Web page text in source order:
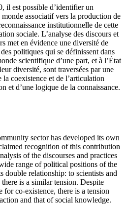
il est possible d’identifier un
associatif vers la production de
institutionnelle de cette
sociale. L’analyse des discours et
met en évidence une diversité de
politiques qui se définissent dans
scientifique d’une part, et à l’État
diversité, sont traversées par une
la coexistence et de l’articulation
et d’une logique de la connaissance.
sector has developed its own
recognition of this contribution
of the discourses and practices
range of political positions of the
double relationship: to scientists and
is a similar tension. Despite
for co-existence, there is a tension
and that of social knowledge.